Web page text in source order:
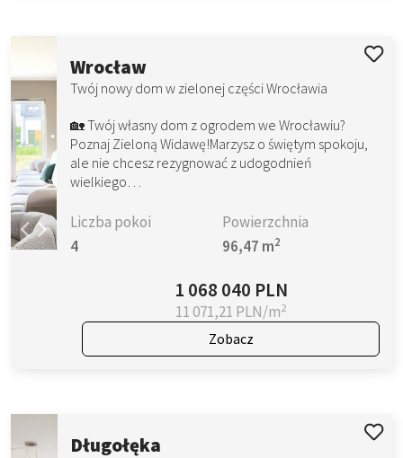
Wrocław
Twój nowy dom w zielonej części Wrocławia
🏡 Twój własny dom z ogrodem we Wrocławiu?
Poznaj Zieloną Widawę!Marzysz o świętym spokoju,
ale nie chcesz rezygnować z udogodnień
wielkiego…
Liczba pokoi
4
Powierzchnia
96,47 m2
1 068 040 PLN
11 071,21 PLN/m2
Zobacz
Długołęka